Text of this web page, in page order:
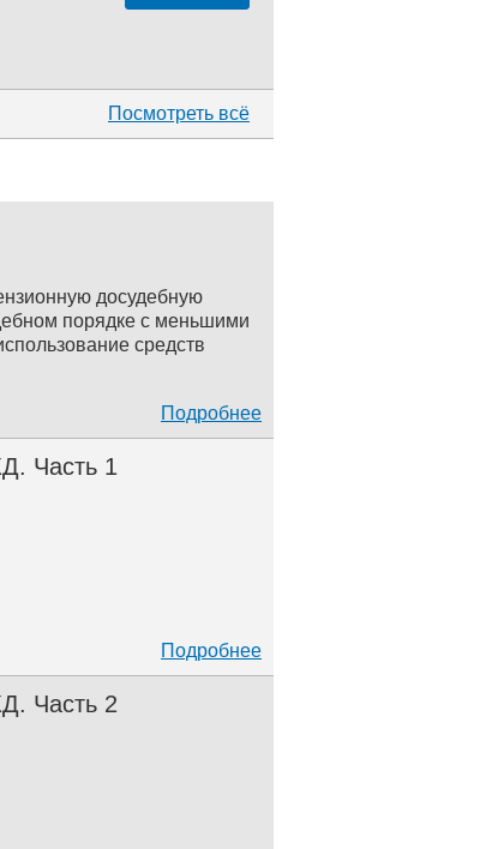
Посмотреть всё
досудебную
порядке с меньшими
средств
Подробнее
Часть 1
Подробнее
Часть 2